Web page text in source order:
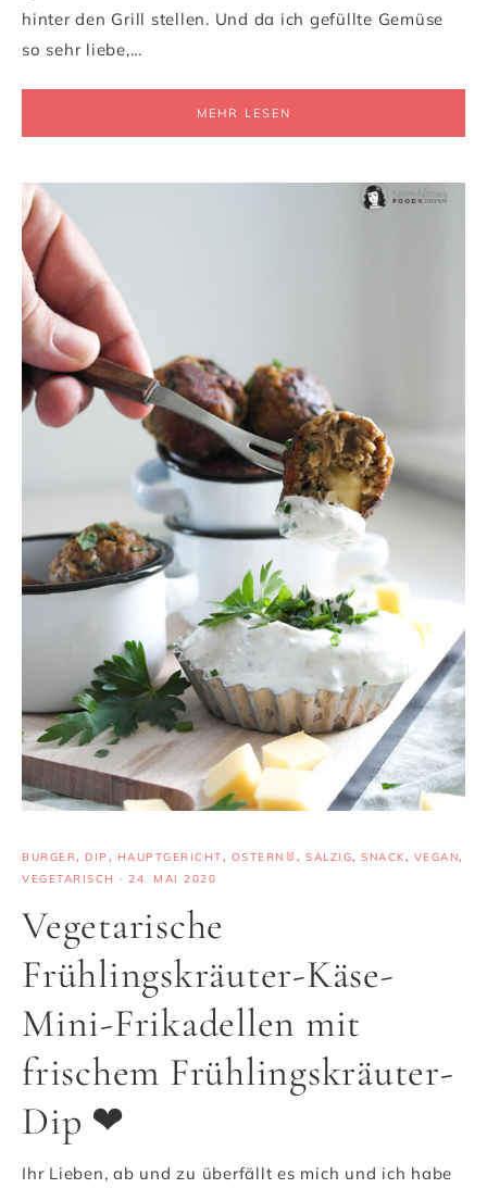
hinter den Grill stellen. Und da ich gefüllte Gemüse
so sehr liebe,…
MEHR LESEN
BURGER, DIP , HAUPTGERICHT, OSTERN🐰 , SALZIG, SNACK, VEGAN,
VEGETARISCH · 24. MAI 2020
Vegetarische
Frühlingskräuter-Käse-
Mini-Frikadellen mit
frischem Frühlingskräuter-
Dip ❤
Ihr Lieben, ab und zu überfällt es mich und ich habe